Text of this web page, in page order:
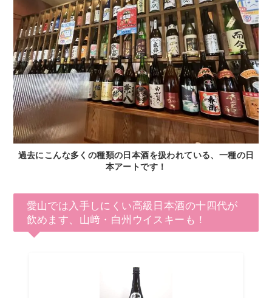
過去にこんな多くの種類の日本酒を扱われている、一種の日
本アートです！
愛山では入手しにくい高級日本酒の十四代が
飲めます、山﨑・白州ウイスキーも！